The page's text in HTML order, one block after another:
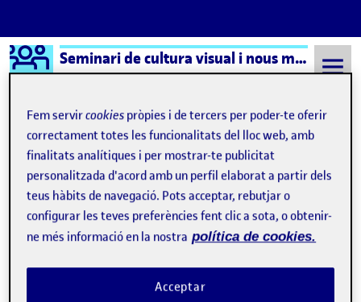
Saltar al contingut
Logo Ágora Seminari de cultura visual i nous mitjans – Aula 1
Semestre 20231 - Aula 1 Listados interminables de efectos
Listados interminables de
efectos
Primeros pinitos en Snap! Borrones
Fem servircookies pròpies i de tercers per poder-te oferir
correctament totes les funcionalitats del lloc web, amb
finalitats analítiques i per mostrar-te publicitat
personalitzada d'acord amb un perfil elaborat a partir dels
teus hàbits de navegació. Pots acceptar, rebutjar o
configurar les teves preferències fent clic a sota, o obtenir-
ne més informació en la nostra política de cookies.
Acceptar